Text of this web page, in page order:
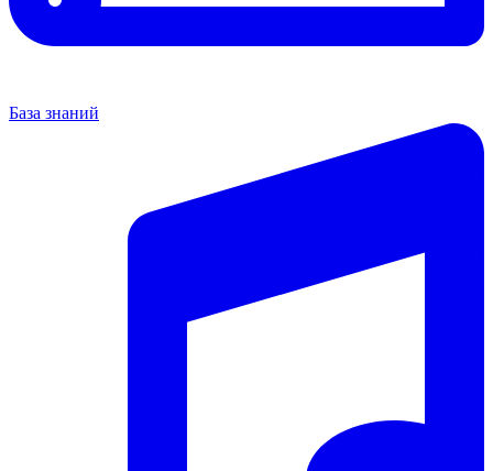
База знаний